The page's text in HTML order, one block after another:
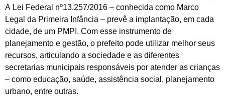
A Lei Federal nº13.257/2016 – conhecida como Marco
Legal da Primeira Infância – prevê a implantação, em cada
cidade, de um PMPI. Com esse instrumento de
planejamento e gestão, o prefeito pode utilizar melhor seus
recursos, articulando a sociedade e as diferentes
secretarias municipais responsáveis por atender as crianças
– como educação, saúde, assistência social, planejamento
urbano, entre outras.